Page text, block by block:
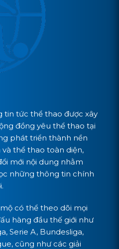
tin tức thể thao được xây
đồng yêu thể thao tại
phát triển thành nền
thể thao toàn diện,
mới nội dung nhằm
những thông tin chính
có thể theo dõi mọi
hàng đầu thế giới như
Serie A, Bundesliga,
cũng như các giải